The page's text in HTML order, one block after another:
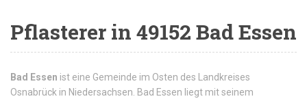
Pflasterer in 49152 Bad Essen
Bad Essen ist eine Gemeinde im Osten des Landkreises
Osnabrück in Niedersachsen. Bad Essen liegt mit seinem